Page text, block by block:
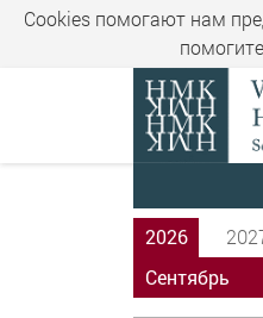
Cookies помогают нам
2026
Сентябрь